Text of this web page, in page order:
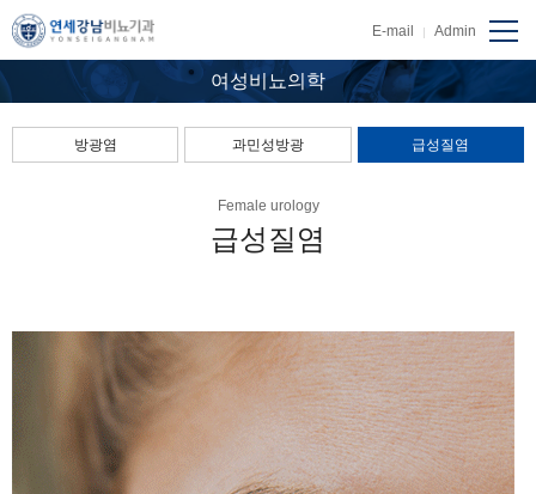
E-mail Admin
여성비뇨의학
방광염 과민성방광 급성질염
Female urology
급성질염